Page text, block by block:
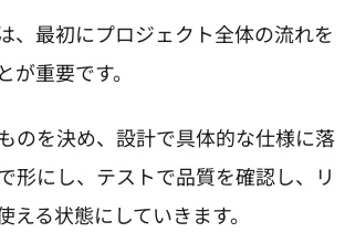
、最初にプロジェクト全体の流れを
が重要です。
のを決め、設計で具体的な仕様に落
形にし、テストで品質を確認し、リ
える状態にしていきます。